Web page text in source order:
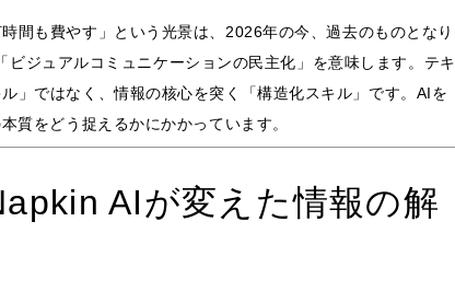
間も費やす」という光景は、2026年の今、過去のものとなり
ジュアルコミュニケーションの民主化」を意味します。テキ
」ではなく、情報の核心を突く「構造化スキル」です。AIを
質をどう捉えるかにかかっています。
AIが変えた情報の解